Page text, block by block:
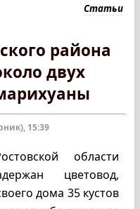
Статьи
района
двух
15:39
области
цветовод,
дома 35 кустов